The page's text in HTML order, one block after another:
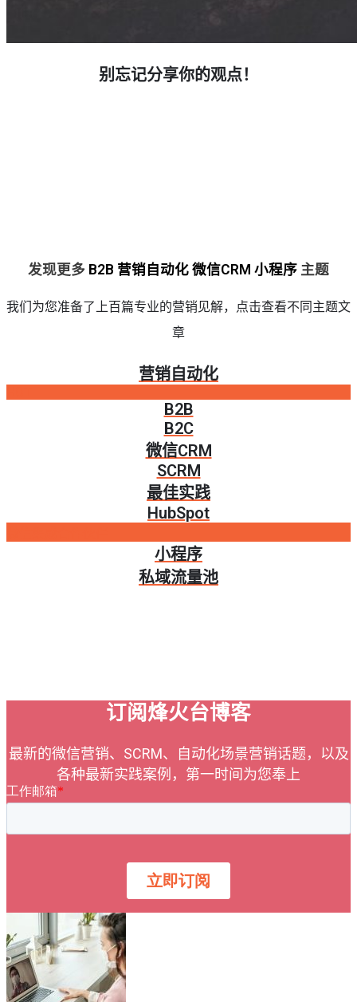
别忘记分享你的观点！
发现更多 B2B 营销自动化 微信CRM 小程序 主题
我们为您准备了上百篇专业的营销见解，点击查看不同主题文
章
营销自动化
B2B
B2C
微信CRM
SCRM
最佳实践
HubSpot
小程序
私域流量池
订阅烽火台博客
最新的微信营销、SCRM、自动化场景营销话题，以及
各种最新实践案例，第一时间为您奉上